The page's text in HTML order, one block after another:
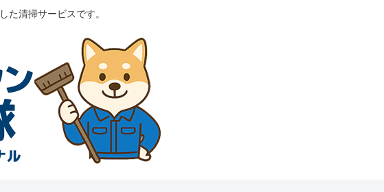
た清掃サービスです。